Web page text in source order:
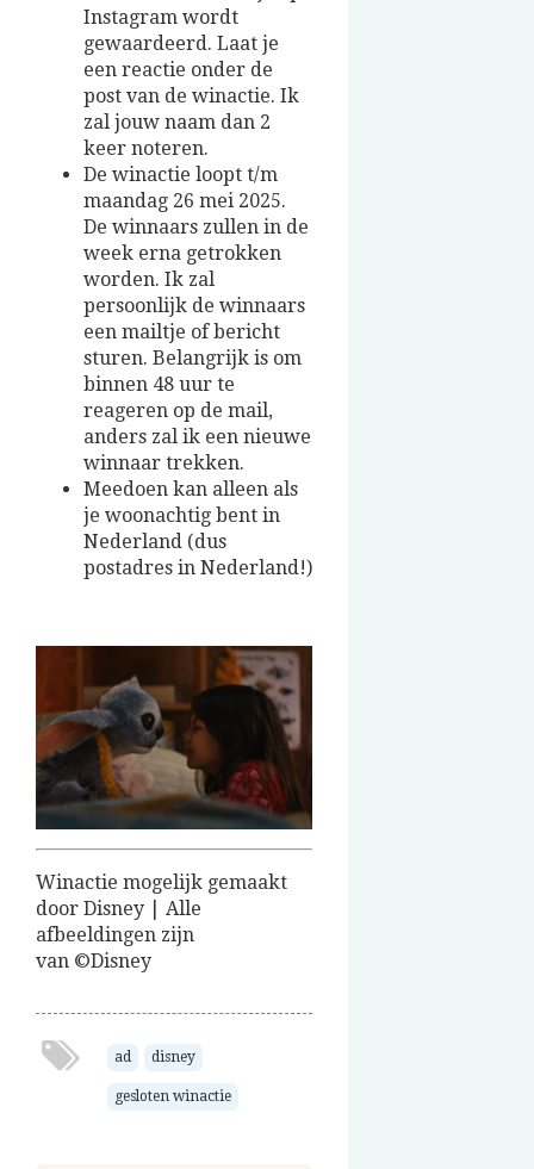
Instagram wordt
gewaardeerd. Laat je
een reactie onder de
post van de winactie. Ik
zal jouw naam dan 2
keer noteren.
De winactie loopt t/m
maandag 26 mei 2025.
De winnaars zullen in de
week erna getrokken
worden. Ik zal
persoonlijk de winnaars
een mailtje of bericht
sturen. Belangrijk is om
binnen 48 uur te
reageren op de mail,
anders zal ik een nieuwe
winnaar trekken.
Meedoen kan alleen als
je woonachtig bent in
Nederland (dus
postadres in Nederland!)
Winactie mogelijk gemaakt
door Disney | Alle
afbeeldingen zijn
van ©Disney
ad disney
gesloten winactie